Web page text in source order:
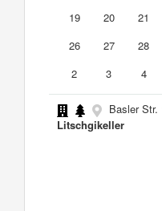
19
20 21
26
27 28
2
3 4
Basler Str.
Litschgikeller